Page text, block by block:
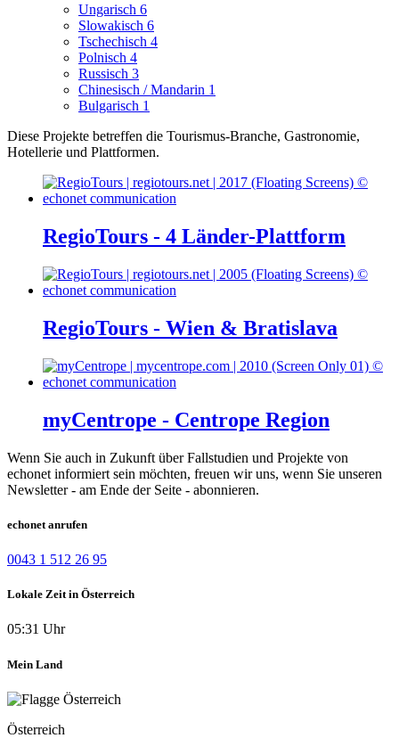
Ungarisch 6
Slowakisch 6
Tschechisch 4
Polnisch 4
Russisch 3
Chinesisch / Mandarin 1
Bulgarisch 1
Diese Projekte betreffen die Tourismus-Branche, Gastronomie,
Hotellerie und Plattformen.
RegioTours - 4 Länder-Plattform
RegioTours - Wien & Bratislava
myCentrope - Centrope Region
Wenn Sie auch in Zukunft über Fallstudien und Projekte von
echonet informiert sein möchten, freuen wir uns, wenn Sie unseren
Newsletter - am Ende der Seite - abonnieren.
echonet anrufen
0043 1 512 26 95
Lokale Zeit in Österreich
05:31 Uhr
Mein Land
Österreich